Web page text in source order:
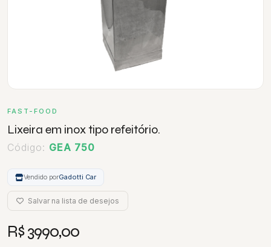
FAST-FOOD
Lixeira em inox tipo refeitório.
Código: GEA 750
Vendido porGadotti Car
Salvar na lista de desejos
R$ 3990,00